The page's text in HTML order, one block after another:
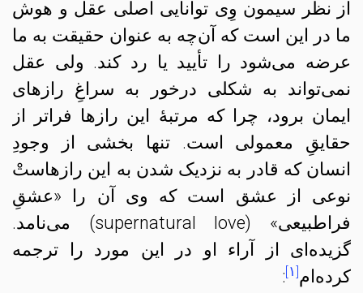
از نظر سیمون وِی توانایی اصلی عقل و هوش
ما در این است که آن‌چه به عنوان حقیقت به ما
عرضه می‌شود را تأیید یا رد کند. ولی عقل
نمی‌تواند به شکلی درخور به سراغِ رازهای
ایمان برود، چرا که مرتبهٔ این رازها فراتر از
حقایقِ معمولی است. تنها بخشی از وجودِ
انسان که قادر به نزدیک شدن به این رازهاستْ
نوعی از عشق است که وی آن را «عشقِ
فراطبیعی» (supernatural love) می‌نامد.
گزیده‌ای از آراء او در این مورد را ترجمه
کرده‌ام[۱]: